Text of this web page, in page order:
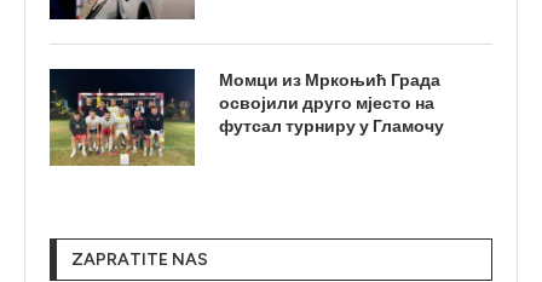
Момци из Мркоњић Града
освојили друго мјесто на
футсал турниру у Гламочу
ZAPRATITE NAS